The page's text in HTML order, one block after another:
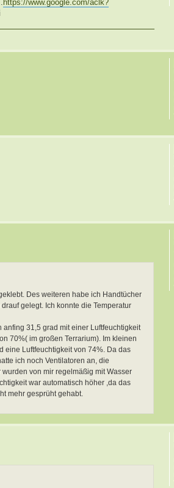
https://www.google.com/aclk?
Des weiteren habe ich Handtücher
gelegt. Ich konnte die Temperatur
31,5 grad mit einer Luftfeuchtigkeit
70%( im großen Terrarium). Im kleinen
eine Luftfeuchtigkeit von 74%. Da das
ich noch Ventilatoren an, die
von mir regelmäßig mit Wasser
war automatisch höher ,da das
mehr gesprüht gehabt.